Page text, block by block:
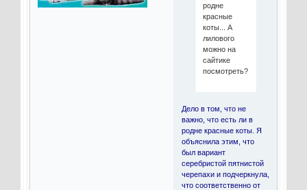
родне
красные
коты... А
лилового
можно на
сайтике
посмотреть?
Дело в том, что не
важно, что есть ли в
родне красные коты. Я
объяснила этим, что
был вариант
серебристой пятнистой
черепахи и подчеркнула,
что соответственно от